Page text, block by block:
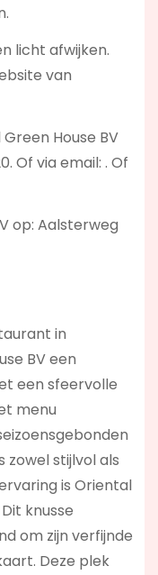
licht afwijken.
van
House BV
Of via email: . Of
op: Aalsterweg
in
BV een
een sfeervolle
menu
zowel stijlvol als
is Oriental
knusse
om zijn verfijnde
Deze plek